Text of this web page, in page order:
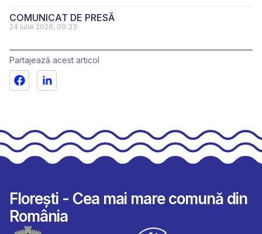
COMUNICAT DE PRESĂ
24 iulie 2026, 09:33
Partajează acest articol
Florești - Cea mai mare comună din
România